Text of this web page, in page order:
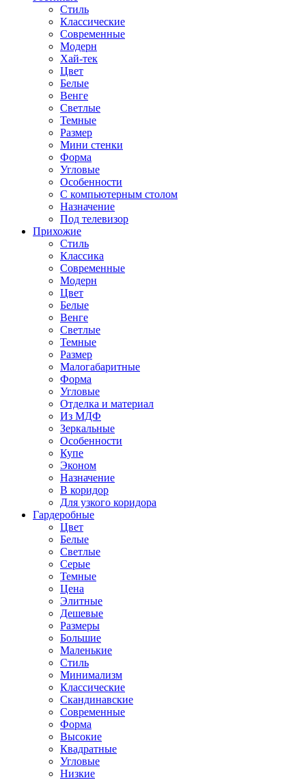
Стиль
Классические
Современные
Модерн
Хай-тек
Цвет
Белые
Венге
Светлые
Темные
Размер
Мини стенки
Форма
Угловые
Особенности
С компьютерным столом
Назначение
Под телевизор
Прихожие
Стиль
Классика
Современные
Модерн
Цвет
Белые
Венге
Светлые
Темные
Размер
Малогабаритные
Форма
Угловые
Отделка и материал
Из МДФ
Зеркальные
Особенности
Купе
Эконом
Назначение
В коридор
Для узкого коридора
Гардеробные
Цвет
Белые
Светлые
Серые
Темные
Цена
Элитные
Дешевые
Размеры
Большие
Маленькие
Стиль
Минимализм
Классические
Скандинавские
Современные
Форма
Высокие
Квадратные
Угловые
Низкие